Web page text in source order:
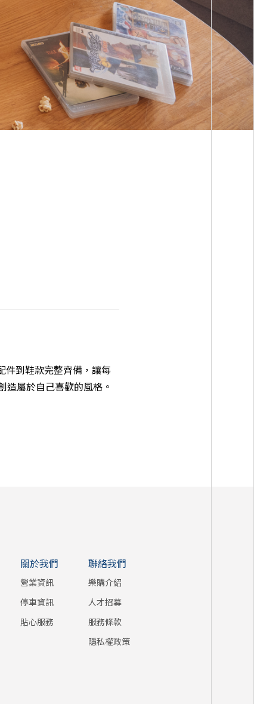
件到鞋款完整齊備，讓每
造屬於自己喜歡的風格。
關於我們
營業資訊
停車資訊
貼心服務
聯絡我們
樂購介紹
人才招募
服務條款
隱私權政策